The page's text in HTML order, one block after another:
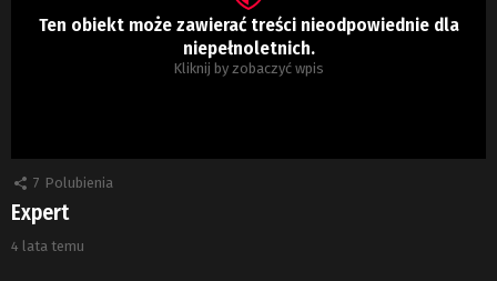
Ten obiekt może zawierać treści nieodpowiednie dla
niepełnoletnich.
Kliknij by zobaczyć wpis
7 Polubienia
Expert
4 lata temu